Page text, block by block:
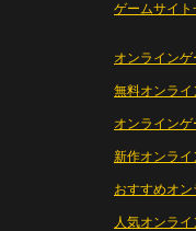
ゲームサイト
オンラインゲ
無料オンライ
オンライン
新作オンライ
おすすめオ
人気オンラ